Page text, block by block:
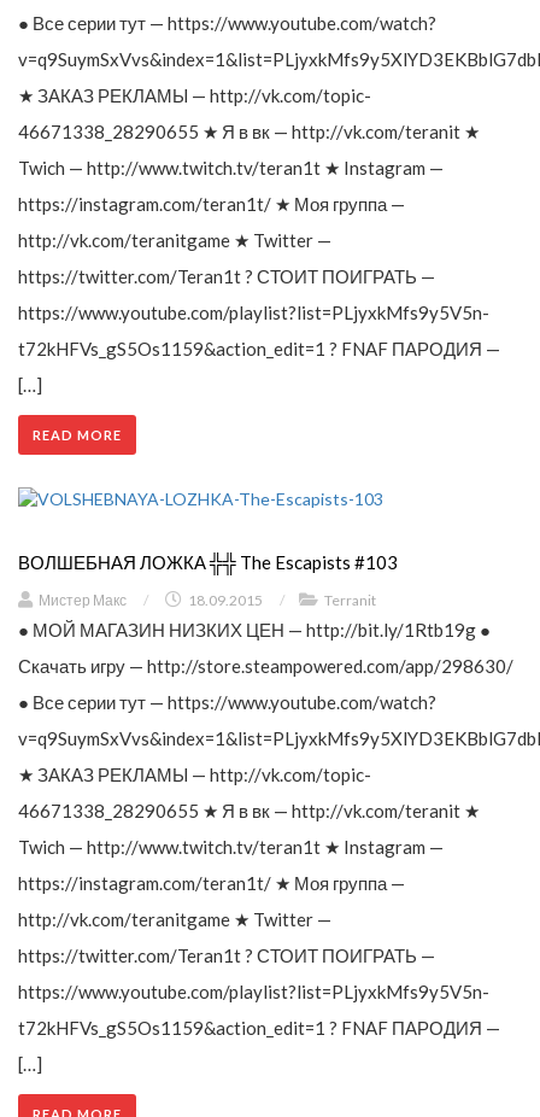
● Все серии тут — https://www.youtube.com/watch?
★ ЗАКАЗ РЕКЛАМЫ — http://vk.com/topic-
46671338_28290655 ★ Я в вк — http://vk.com/teranit ★
Twich — http://www.twitch.tv/teran1t ★ Instagram —
https://instagram.com/teran1t/ ★ Моя группа —
http://vk.com/teranitgame ★ Twitter —
https://twitter.com/Teran1t ? СТОИТ ПОИГРАТЬ —
https://www.youtube.com/playlist?list=PLjyxkMfs9y5V5n-
t72kHFVs_gS5Os1159&action_edit=1 ? FNAF ПАРОДИЯ —
[…]
READ MORE
ВОЛШЕБНАЯ ЛОЖКА ╬╬ The Escapists #103
Мистер Макс / 18.09.2015 / Terranit
● МОЙ МАГАЗИН НИЗКИХ ЦЕН — http://bit.ly/1Rtb19g ●
Скачать игру — http://store.steampowered.com/app/298630/
● Все серии тут — https://www.youtube.com/watch?
★ ЗАКАЗ РЕКЛАМЫ — http://vk.com/topic-
46671338_28290655 ★ Я в вк — http://vk.com/teranit ★
Twich — http://www.twitch.tv/teran1t ★ Instagram —
https://instagram.com/teran1t/ ★ Моя группа —
http://vk.com/teranitgame ★ Twitter —
https://twitter.com/Teran1t ? СТОИТ ПОИГРАТЬ —
https://www.youtube.com/playlist?list=PLjyxkMfs9y5V5n-
t72kHFVs_gS5Os1159&action_edit=1 ? FNAF ПАРОДИЯ —
[…]